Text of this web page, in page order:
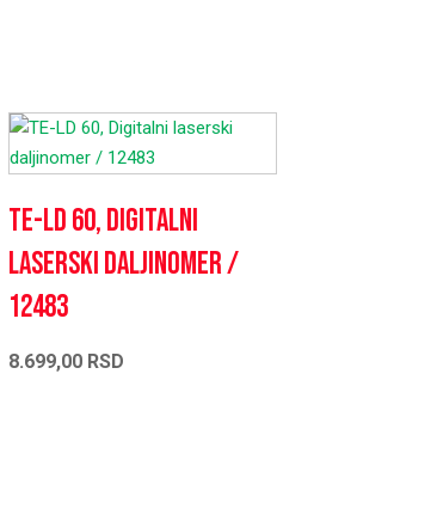
TE-LD 60, Digitalni
laserski daljinomer /
12483
8.699,00 RSD